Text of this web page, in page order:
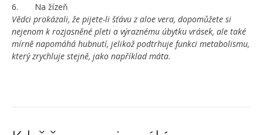
6. Na žízeň
Vědci prokázali, že pijete-li šťávu z aloe vera, dopomůžete si
nejenom k rozjasněné pleti a výraznému úbytku vrásek, ale také
mírně napomáhá hubnutí, jelikož podtrhuje funkci metabolismu,
který zrychluje stejně, jako například máta.